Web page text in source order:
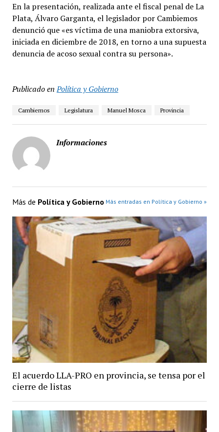
En la presentación, realizada ante el fiscal penal de La
Plata, Álvaro Garganta, el legislador por Cambiemos
denunció que «es víctima de una maniobra extorsiva,
iniciada en diciembre de 2018, en torno a una supuesta
denuncia de acoso sexual contra su persona».
Publicado en Política y Gobierno
Cambiemos Legislatura Manuel Mosca Provincia
Informaciones
Más de Política y Gobierno Más entradas en Política y Gobierno »
El acuerdo LLA-PRO en provincia, se tensa por el
cierre de listas